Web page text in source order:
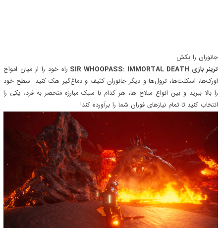
جانوران را بکش
ترینر بازی SIR WHOOPASS: IMMORTAL DEATH
راه خود را از میان امواج
اورک‌ها، اسکلت‌ها، ترول‌ها و دیگر جانوران کثیف و دماغ‌گیر هک کنید. سطح خود
را بالا ببرید و بین انواع سلاح ها، هر کدام با سبک مبارزه منحصر به فرد، یکی را
انتخاب کنید تا تمام نیازهای فوران شما را برآورده کند!